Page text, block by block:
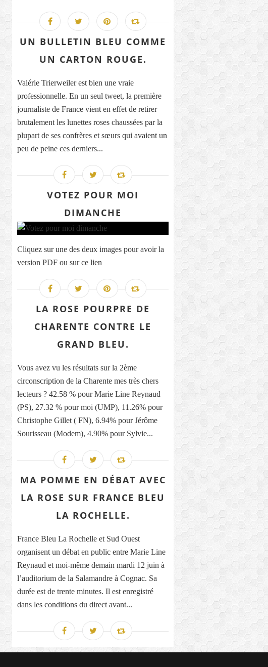
UN BULLETIN BLEU COMME
UN CARTON ROUGE.
Valérie Trierweiler est bien une vraie
professionnelle. En un seul tweet, la première
journaliste de France vient en effet de retirer
brutalement les lunettes roses chaussées par la
plupart de ses confrères et sœurs qui avaient un
peu de peine ces derniers...
VOTEZ POUR MOI
DIMANCHE
Cliquez sur une des deux images pour avoir la
version PDF ou sur ce lien
LA ROSE POURPRE DE
CHARENTE CONTRE LE
GRAND BLEU.
Vous avez vu les résultats sur la 2ème
circonscription de la Charente mes très chers
lecteurs ? 42.58 % pour Marie Line Reynaud
(PS), 27.32 % pour moi (UMP), 11.26% pour
Christophe Gillet ( FN), 6.94% pour Jérôme
Sourisseau (Modem), 4.90% pour Sylvie...
MA POMME EN DÉBAT AVEC
LA ROSE SUR FRANCE BLEU
LA ROCHELLE.
France Bleu La Rochelle et Sud Ouest
organisent un débat en public entre Marie Line
Reynaud et moi-même demain mardi 12 juin à
l’auditorium de la Salamandre à Cognac. Sa
durée est de trente minutes. Il est enregistré
dans les conditions du direct avant...